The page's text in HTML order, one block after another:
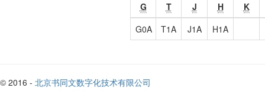
G T J H
K
G0A
T1A J1A H1A
© 2016 - 北京书同文数字化技术有限公司